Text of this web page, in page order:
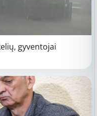
gyventojai